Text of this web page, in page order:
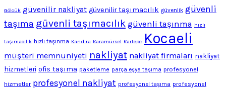
Gölcük güvenilir nakliyat güvenilir taşımacılık güvenlik güvenli
taşıma güvenli taşımacılık güvenli taşınma hızlı
taşımacılık hızlı taşınma Kandıra Karamürsel Kartepe Kocaeli
müşteri memnuniyeti nakliyat nakliyat firmaları nakliyat
hizmetleri ofis taşıma paketleme parça eşya taşıma profesyonel
hizmetler profesyonel nakliyat profesyonel taşıma profesyonel